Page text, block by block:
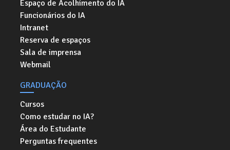
Espaço de Acolhimento do IA
Funcionários do IA
Intranet
Reserva de espaços
Sala de imprensa
Webmail
GRADUAÇÃO
Cursos
Como estudar no IA?
Área do Estudante
Perguntas frequentes